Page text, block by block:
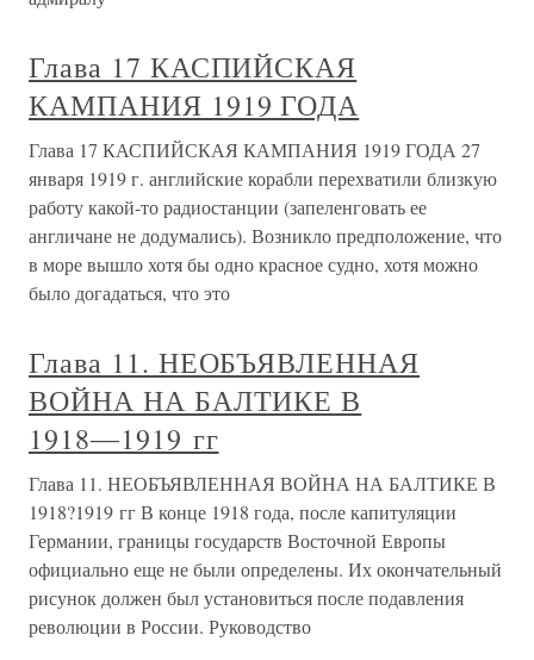
Глава 17 КАСПИЙСКАЯ
КАМПАНИЯ 1919 ГОДА
Глава 17 КАСПИЙСКАЯ КАМПАНИЯ 1919 ГОДА 27
января 1919 г. английские корабли перехватили близкую
работу какой-то радиостанции (запеленговать ее
англичане не додумались). Возникло предположение, что
в море вышло хотя бы одно красное судно, хотя можно
было догадаться, что это
Глава 11. НЕОБЪЯВЛЕННАЯ
ВОЙНА НА БАЛТИКЕ В
1918―1919 гг
Глава 11. НЕОБЪЯВЛЕННАЯ ВОЙНА НА БАЛТИКЕ В
1918?1919 гг В конце 1918 года, после капитуляции
Германии, границы государств Восточной Европы
официально еще не были определены. Их окончательный
рисунок должен был установиться после подавления
революции в России. Руководство